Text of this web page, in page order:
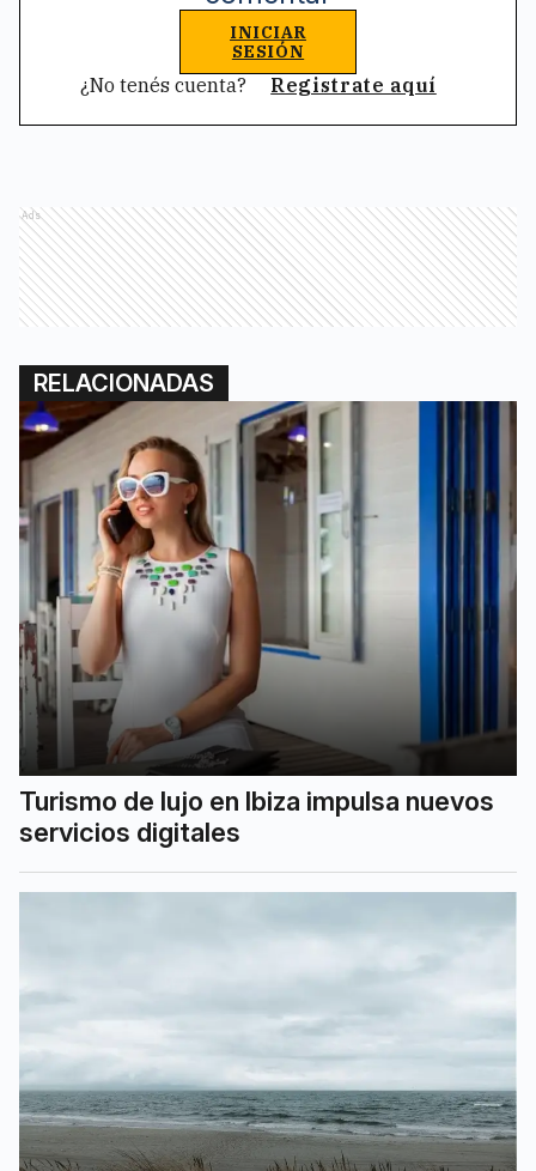
INICIAR
SESIÓN
¿No tenés cuenta? Registrate aquí
Ads
RELACIONADAS
Turismo de lujo en Ibiza impulsa nuevos
servicios digitales